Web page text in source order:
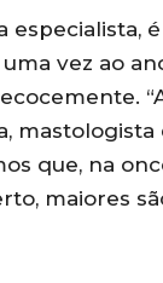
especialista,
vez ao
que, na
maiores